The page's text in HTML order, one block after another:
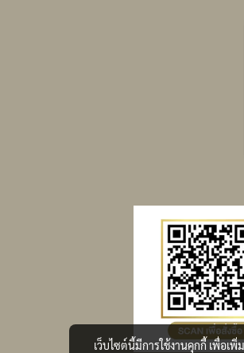
เว็บไซต์นี้มีการใช้งานคุกกี้ เพื่อเ